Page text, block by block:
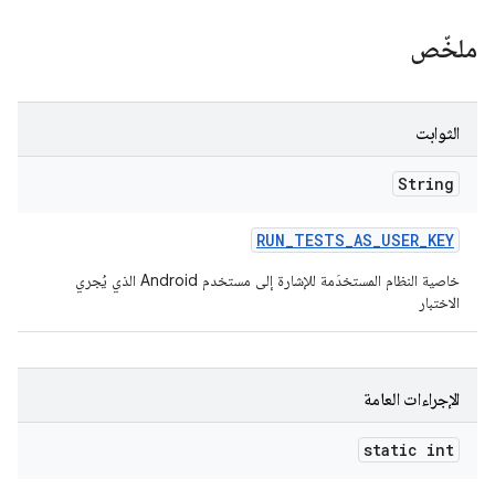
ملخّص
الثوابت
String
RUN_TESTS_AS_USER_KEY
خاصية النظام المستخدَمة للإشارة إلى مستخدم Android الذي يُجري
الاختبار
الإجراءات العامة
static int